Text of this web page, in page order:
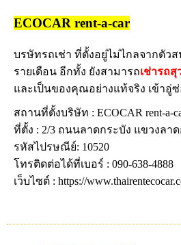
ECOCAR rent-a-car
บรษัทรถเช่า ที่ตั้งอยู่ไม่ไกลจากตัว
รายเดือน อีกทั้ง ยังสามารถเช่ารถ
และเป็นของคุณอย่างแท้จริง เข้าอู่
สถานที่ตั้งบริษัท : ECOCAR rent-a-
ที่ตั้ง : 2/3 ถนนลาดกระบัง แขวงลา
รหัสไปรษณีย์: 10520
โทรติดต่อได้ที่เบอร์ : 090-638-4888
เว็บไซต์ : https://